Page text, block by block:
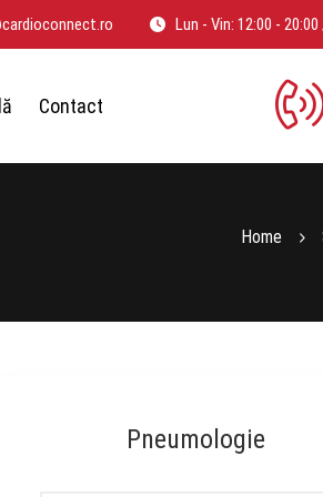
Lun - Vin: 12:00 -
Contact
Home
Pneumologie